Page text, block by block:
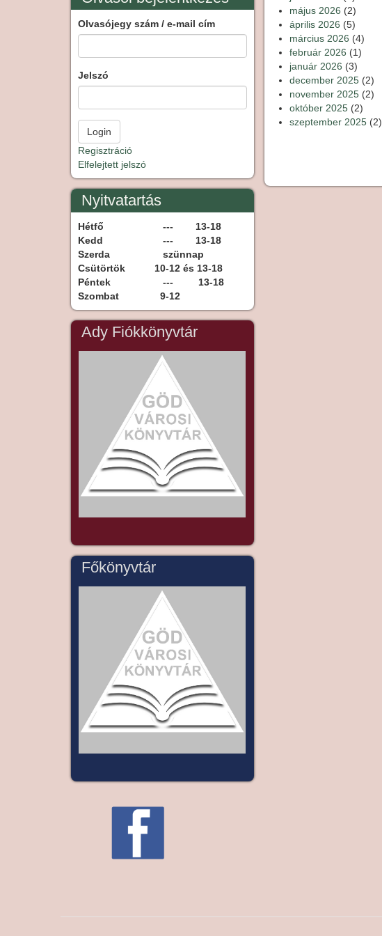
Olvasójegy szám / e-mail cím
Jelszó
Regisztráció
Elfelejtett jelszó
Nyitvatartás
Hétfő
--- 13-18
Kedd
--- 13-18
Szerda
szünnap
Csütörtök
10-12 és 13-18
Péntek
--- 13-18
Szombat
9-12
Ady Fiókkönyvtár
Főkönyvtár
május 2026 (2)
április 2026 (5)
március 2026 (4)
február 2026 (1)
január 2026 (3)
december 2025(2)
november 2025(2)
október 2025(2)
szeptember 2025(2)